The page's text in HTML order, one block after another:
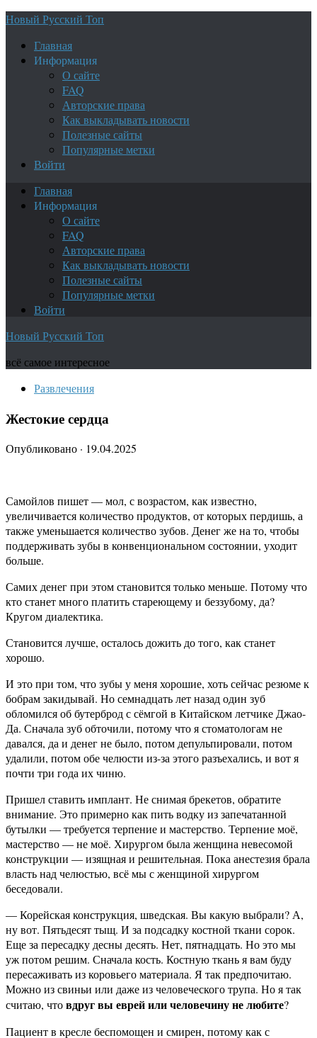
Новый Русский Топ
Главная
Информация
О сайте
FAQ
Авторские права
Как выкладывать новости
Полезные сайты
Популярные метки
Войти
Главная
Информация
О сайте
FAQ
Авторские права
Как выкладывать новости
Полезные сайты
Популярные метки
Войти
Новый Русский Топ
всё самое интересное
Развлечения
Жестокие сердца
Опубликовано · 19.04.2025
Самойлов пишет — мол, с возрастом, как известно,
увеличивается количество продуктов, от которых пердишь, а
также уменьшается количество зубов. Денег же на то, чтобы
поддерживать зубы в конвенциональном состоянии, уходит
больше.
Самих денег при этом становится только меньше. Потому что
кто станет много платить стареющему и беззубому, да?
Кругом диалектика.
Становится лучше, осталось дожить до того, как станет
хорошо.
И это при том, что зубы у меня хорошие, хоть сейчас резюме к
бобрам закидывай. Но семнадцать лет назад один зуб
обломился об бутерброд с сёмгой в Китайском летчике Джао-
Да. Сначала зуб обточили, потому что я стоматологам не
давался, да и денег не было, потом депульпировали, потом
удалили, потом обе челюсти из-за этого разъехались, и вот я
почти три года их чиню.
Пришел ставить имплант. Не снимая брекетов, обратите
внимание. Это примерно как пить водку из запечатанной
бутылки — требуется терпение и мастерство. Терпение моё,
мастерство — не моё. Хирургом была женщина невесомой
конструкции — изящная и решительная. Пока анестезия брала
власть над челюстью, всё мы с женщиной хирургом
беседовали.
— Корейская конструкция, шведская. Вы какую выбрали? А,
ну вот. Пятьдесят тыщ. И за подсадку костной ткани сорок.
Еще за пересадку десны десять. Нет, пятнадцать. Но это мы
уж потом решим. Сначала кость. Костную ткань я вам буду
пересаживать из коровьего материала. Я так предпочитаю.
Можно из свиньи или даже из человеческого трупа. Но я так
считаю, чтовдруг вы еврей или человечину не любите?
Пациент в кресле беспомощен и смирен, потому как с